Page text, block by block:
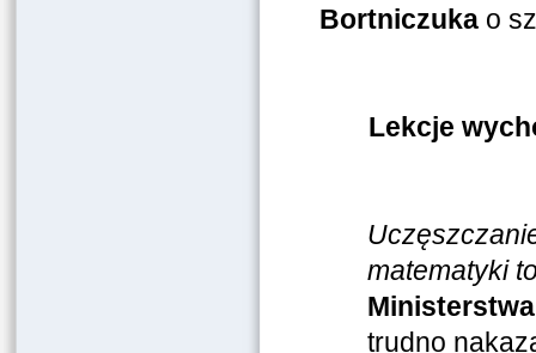
Bortniczukao
Lekcje
matematyki
trudno